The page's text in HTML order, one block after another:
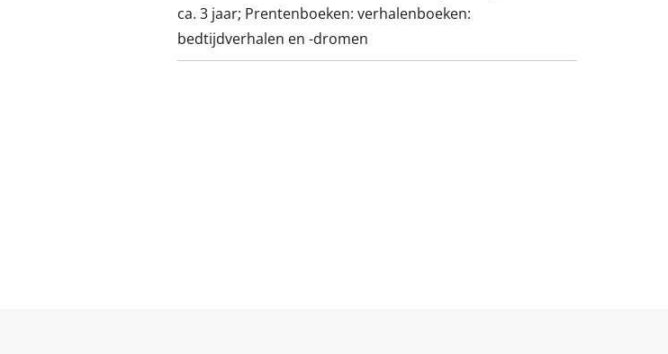
ca. 3 jaar; Prentenboeken: verhalenboeken:
bedtijdverhalen en -dromen